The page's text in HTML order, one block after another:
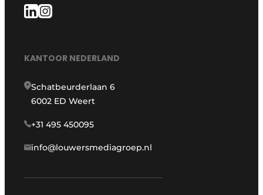
KANTOOR NEDERLAND
Schatbeurderlaan 6
6002 ED Weert
+31 495 450095
info@louwersmediagroep.nl